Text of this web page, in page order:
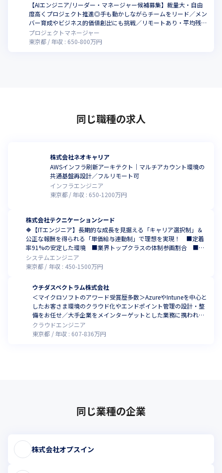
【AIエンジニア/リーダー・マネージャー候補募集】裁量大・自由
度高くプロジェクト推進◎手も動かしながらチームをリード／メン
バー育成やビジネス的価値創出にも挑戦／リモートあり・平均残業
10H程度／AI領域で自らの経験を最大化したい方歓迎！
プロジェクトマネージャー
東京都
年収 : 650-800万円
同じ職種の求人
株式会社ネオキャリア
AWSインフラ刷新アーキテクト｜マルチアカウント環境の
共通基盤再設計／フルリモート可
インフラエンジニア
東京都
年収 : 650-1200万円
株式会社テクニケーションシード
🔶【ITエンジニア】長期的な成長を見据える「キャリア選択制」＆
公正な報酬を得られる「単価給与連動制」で理想を実現！ ■定着
率91%の安定した環境 ■業界トップクラスの体制参画割合 ■大
手企業・直取引中心 ■2025年ベストベンチャー100選出の成長企
業 ■ホワイト認定企業取得 ■設立6年で728名超
システムエンジニア
東京都
年収 : 450-1500万円
ウチダスペクトラム株式会社
＜マイクロソフトのアワード受賞歴多数＞AzureやIntuneを中心と
したお客さま環境のクラウド化やエンドポイント管理の設計・整
備をお任せ／大手企業をメインターゲットとした業務に携われま
す
クラウドエンジニア
東京都
年収 : 607-836万円
同じ業種の企業
株式会社オプスイン